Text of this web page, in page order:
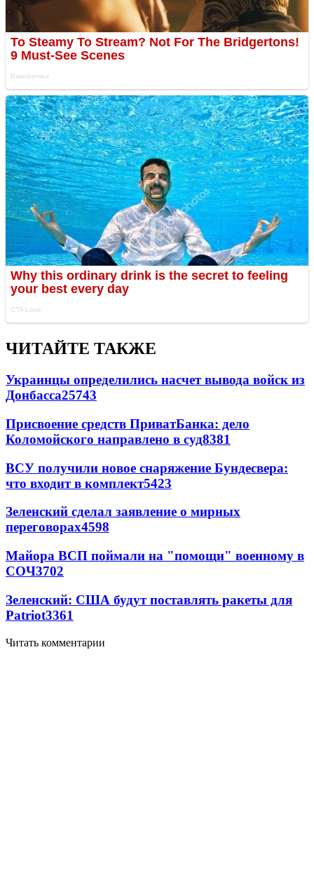
ЧИТАЙТЕ ТАКЖЕ
Украинцы определились насчет вывода войск из
Донбасса25743
Присвоение средств ПриватБанка: дело
Коломойского направлено в суд8381
ВСУ получили новое снаряжение Бундесвера:
что входит в комплект5423
Зеленский сделал заявление о мирных
переговорах4598
Майора ВСП поймали на "помощи" военному в
СОЧ3702
Зеленский: США будут поставлять ракеты для
Patriot3361
Читать комментарии